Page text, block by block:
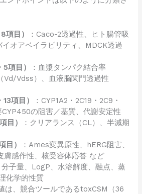
目）
：Caco-2透過性、ヒト腸管吸
オアベイラビリティ、MDCK透過
項目）
：血漿タンパク結合率
Vd/Vdss）、血液脳関門透過性
項目）
：CYP1A2・2C19・2C9・
の阻害／基質、代謝安定性
目）
：クリアランス（CL）、半減期
）
：Ames変異原性、hERG阻害、
膚感作性、核受容体応答 など
分子量、LogP、水溶解度、融点、蒸
化学的性質
は、競合ツールであるtoxCSM（36